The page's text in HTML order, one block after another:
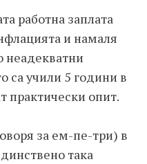
работна заплата
и намаля
неадекватни
са учили 5 години в
практически опит.
за ем-пе-три) в
така